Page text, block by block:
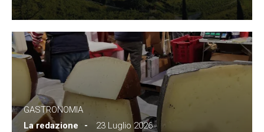
GASTRONOMIA
La redazione
23 Luglio 2026